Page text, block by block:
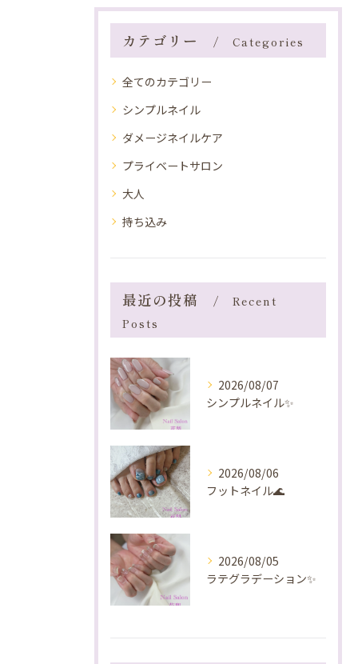
カテゴリー Categories
全てのカテゴリー
シンプルネイル
ダメージネイルケア
プライベートサロン
大人
持ち込み
最近の投稿
Recent
Posts
2026/08/07
シンプルネイル✨️
2026/08/06
フットネイル🌊
2026/08/05
ラテグラデーション✨️